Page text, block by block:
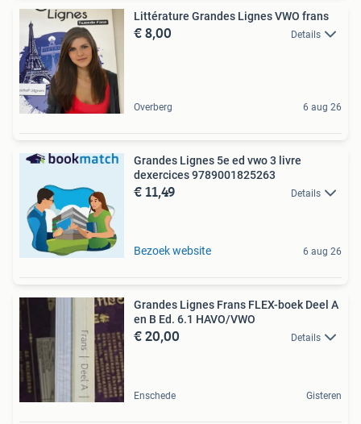
Littérature Grandes Lignes VWO frans
€ 8,00 Details
Overberg 6 aug 26
Grandes Lignes 5e ed vwo 3 livre
dexercices 9789001825263
€ 11,49 Details
Bezoek website 6 aug 26
Grandes Lignes Frans FLEX-boek Deel A
en B Ed. 6.1 HAVO/VWO
€ 20,00 Details
Enschede Gisteren